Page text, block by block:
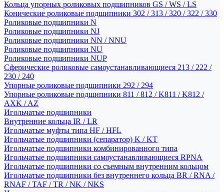
Кольца упорных роликовых подшипников GS / WS / LS
Конические роликовые подшипники 302 / 313 / 320 / 322 / 330
Роликовые подшипники N
Роликовые подшипники NJ
Роликовые подшипники NN / NNU
Роликовые подшипники NU
Роликовые подшипники NUP
Сферические роликовые самоустанавливающиеся 213 / 222 /
230 / 240
Упорные роликовые подшипники 292 / 294
Упорные роликовые подшипники 811 / 812 / K811 / K812 /
AXK / AZ
Игольчатые подшипники
Внутренние кольца IR / LR
Игольчатые муфты типа HF / HFL
Игольчатые подшипники (сепаратор) K / KT
Игольчатые подшипники комбинированного типа
Игольчатые подшипники самоустанавливающиеся RPNA
Игольчатые подшипники со съемным внутренним кольцом
Игольчатые подшипники без внутреннего кольца BR / RNA /
RNAF / TAF / TR / NK / NKS